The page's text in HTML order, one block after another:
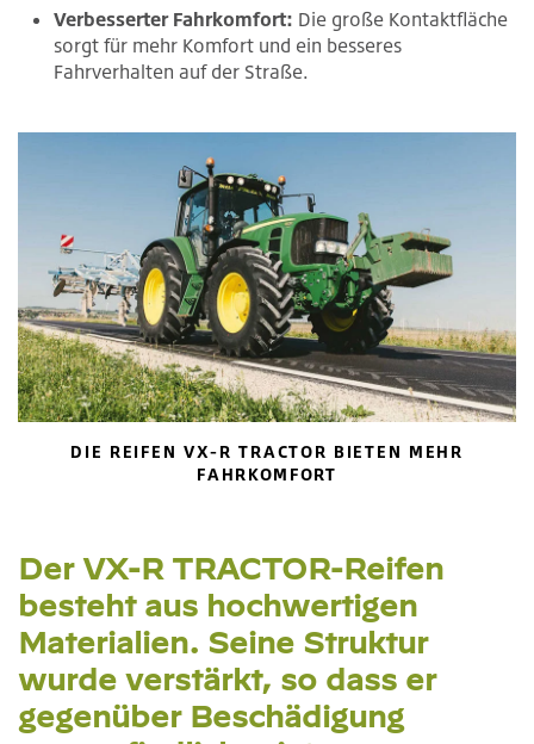
Verbesserter Fahrkomfort: Die große Kontaktfläche
sorgt für mehr Komfort und ein besseres
Fahrverhalten auf der Straße.
DIE REIFEN VX-R TRACTOR BIETEN MEHR
FAHRKOMFORT
Der VX-R TRACTOR-Reifen
besteht aus hochwertigen
Materialien. Seine Struktur
wurde verstärkt, so dass er
gegenüber Beschädigung